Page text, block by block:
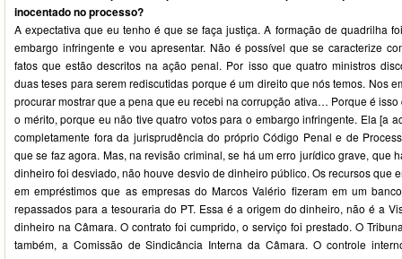
inocentado no processo?
A expectativa que eu tenho é que se faça justiça. A formação de quadrilha
embargo infringente e vou apresentar. Não é possível que se caracterize
fatos que estão descritos na ação penal. Por isso que quatro ministros
duas teses para serem rediscutidas porque é um direito que nós temos. Nos
procurar mostrar que a pena que eu recebi na corrupção ativa… Porque é
o mérito, porque eu não tive quatro votos para o embargo infringente. Ela [a
completamente fora da jurisprudência do próprio Código Penal e de
que se faz agora. Mas, na revisão criminal, se há um erro jurídico grave, que
dinheiro foi desviado, não houve desvio de dinheiro público. Os recursos que
em empréstimos que as empresas do Marcos Valério fizeram em um
repassados para a tesouraria do PT. Essa é a origem do dinheiro, não é a
dinheiro na Câmara. O contrato foi cumprido, o serviço foi prestado. O
também, a Comissão de Sindicância Interna da Câmara. O controle